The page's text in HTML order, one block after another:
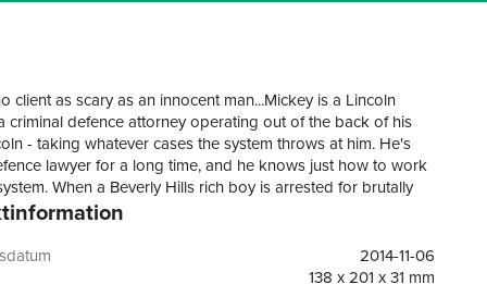
client as scary as an innocent man...Mickey is a Lincoln
criminal defence attorney operating out of the back of his
- taking whatever cases the system throws at him. He's
lawyer for a long time, and he knows just how to work
When a Beverly Hills rich boy is arrested for brutally
Haller gets his first high-paying client in years. The
of defending a client who is actually innocent.But then the
to fall apart. And neither the suspect nor the victim are quite
2014-11-06
138 x 201 x 31 mm